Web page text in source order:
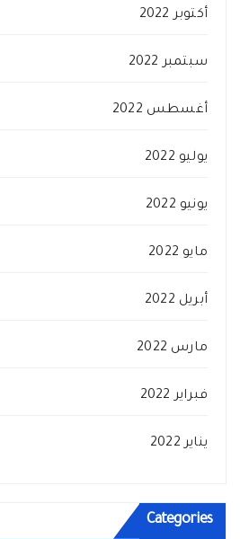
أكتوبر 2022
سبتمبر 2022
أغسطس 2022
يوليو 2022
يونيو 2022
مايو 2022
أبريل 2022
مارس 2022
فبراير 2022
يناير 2022
Categories